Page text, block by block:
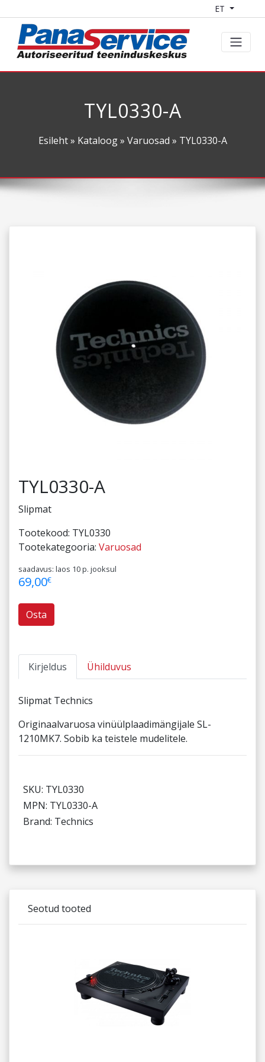
ET
TYL0330-A
Esileht» Kataloog» Varuosad » TYL0330-A
TYL0330-A
Slipmat
Tootekood: TYL0330
Tootekategooria: Varuosad
saadavus: laos 10 p. jooksul
69,00€
Osta
Kirjeldus Ühilduvus
Slipmat Technics
Originaalvaruosa vinüülplaadimängijale SL-
1210MK7. Sobib ka teistele mudelitele.
SKU: TYL0330
MPN: TYL0330-A
Brand: Technics
Seotud tooted